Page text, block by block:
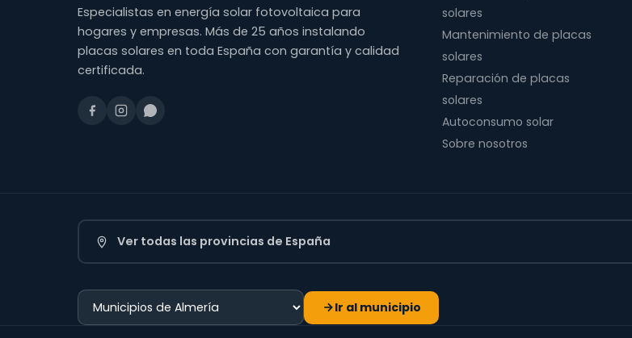
Especialistas en energía solar fotovoltaica para
hogares y empresas. Más de 25 años instalando
placas solares en toda España con garantía y calidad
certificada.
solares
Mantenimiento de placas
solares
Reparación de placas
solares
Autoconsumo solar
Sobre nosotros
Ver todas las provincias de España
Ir al municipio